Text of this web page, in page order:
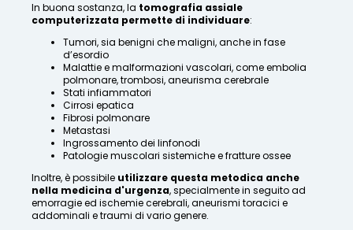
In buona sostanza, la tomografia assiale
computerizzata permette di individuare:
Tumori, sia benigni che maligni, anche in fase
d’esordio
Malattie e malformazioni vascolari, come embolia
polmonare, trombosi, aneurisma cerebrale
Stati infiammatori
Cirrosi epatica
Fibrosi polmonare
Metastasi
Ingrossamento dei linfonodi
Patologie muscolari sistemiche e fratture ossee
Inoltre, è possibile utilizzare questa metodica anche
nella medicina d'urgenza, specialmente in seguito ad
emorragie ed ischemie cerebrali, aneurismi toracici e
addominali e traumi di vario genere.